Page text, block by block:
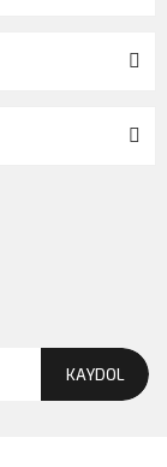
KAYDOL